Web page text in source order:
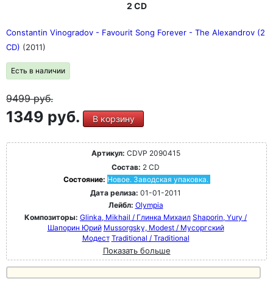
2 CD
Constantin Vinogradov - Favourit Song Forever - The Alexandrov (2
CD) (2011)
Есть в наличии
9499руб.
1349 руб. В корзину
Артикул: CDVP 2090415
Состав: 2 CD
Состояние: Новое. Заводская упаковка.
Дата релиза: 01-01-2011
Лейбл: Olympia
Композиторы: Glinka, Mikhail / Глинка Михаил Shaporin, Yury /
Шапорин Юрий Mussorgsky, Modest / Мусоргский
Модест Traditional / Traditional
Показать больше